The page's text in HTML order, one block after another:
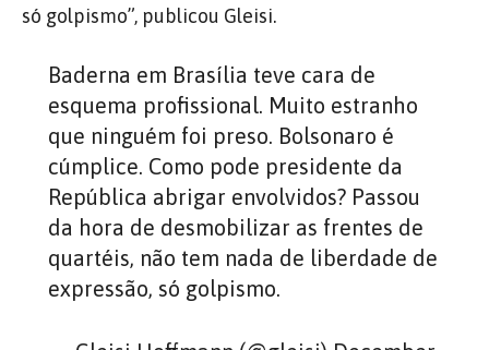
só golpismo”, publicou Gleisi.
Baderna em Brasília teve cara de
esquema profissional. Muito estranho
que ninguém foi preso. Bolsonaro é
cúmplice. Como pode presidente da
República abrigar envolvidos? Passou
da hora de desmobilizar as frentes de
quartéis, não tem nada de liberdade de
expressão, só golpismo.